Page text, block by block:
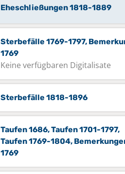
Eheschließungen 1818-1889
Sterbefälle 1769-1797,
1769
Keine verfügbaren Digitalisate
Sterbefälle 1818-1896
Taufen 1686, Taufen 1701-1797,
Taufen 1769-1804,
1769